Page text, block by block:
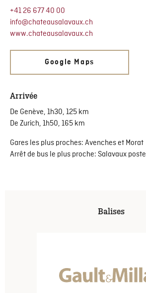
+41 26 677 40 00
info@chateausalavaux.ch
www.chateausalavaux.ch
Google Maps
Arrivée
De Genève, 1h30, 125 km
De Zurich, 1h50, 165 km
Gares les plus proches: Avenches et Morat
Arrêt de bus le plus proche: Salavaux poste
Balises